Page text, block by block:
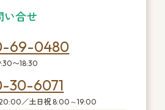
い合せ
69-0480
〜18:30
30-6071
／土日祝 8:00～19:00